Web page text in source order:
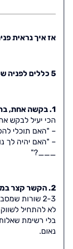
אז איך נראית
5 כללים לפניה שעובדת
1. בקשה אחת, ברורה
הכי יעיל לבקש
– "האם תוכלי
– "האם יהיה לך
___?"
2. הקשר קצר במקום שכנוע
2-3 שורות שמסבירות התאמה בסיסית.
לא להתחיל
בלי רשימת
נאום.